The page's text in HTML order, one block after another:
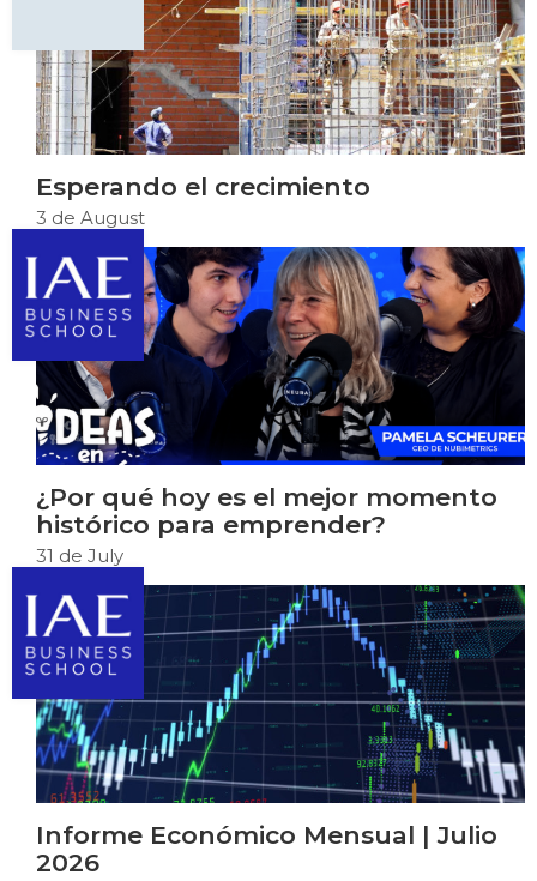
Esperando el crecimiento
3 de August
¿Por qué hoy es el mejor momento
histórico para emprender?
31 de July
Informe Económico Mensual | Julio
2026